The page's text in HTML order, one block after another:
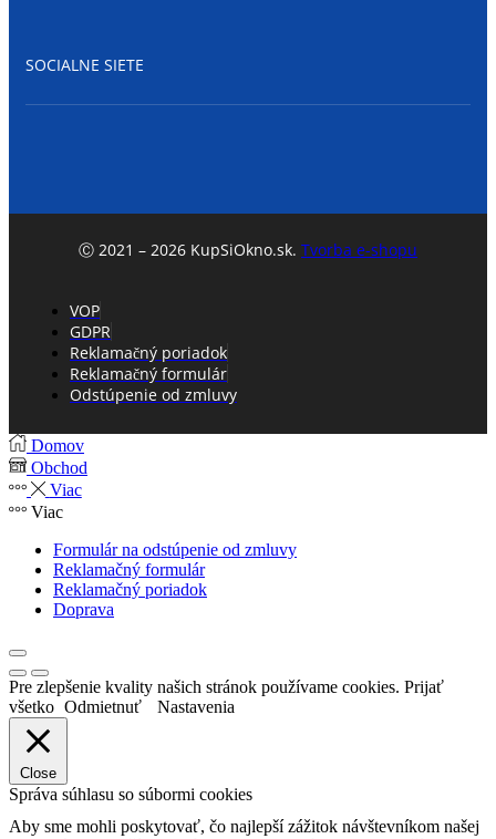
SOCIALNE SIETE
Ⓒ 2021 – 2026 KupSiOkno.sk. Tvorba e-shopu
VOP
GDPR
Reklamačný poriadok
Reklamačný formulár
Odstúpenie od zmluvy
Domov
Obchod
Viac
Viac
Formulár na odstúpenie od zmluvy
Reklamačný formulár
Reklamačný poriadok
Doprava
Pre zlepšenie kvality našich stránok používame cookies. Prijať
všetko Odmietnuť Nastavenia
Close
Správa súhlasu so súbormi cookies
Aby sme mohli poskytovať, čo najlepší zážitok návštevníkom našej